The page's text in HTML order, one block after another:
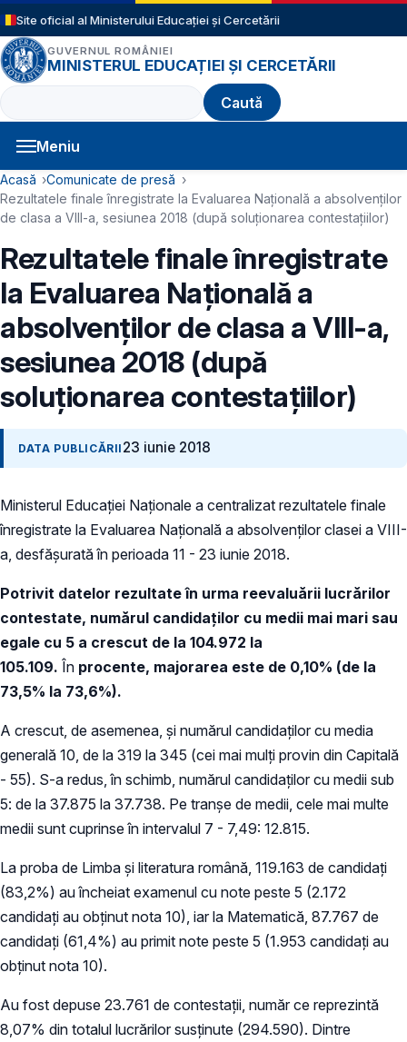
Sari la conținutul principal
Site oficial al Ministerului Educației și Cercetării
GUVERNUL ROMÂNIEI
MINISTERUL EDUCAȚIEI ȘI CERCETĂRII
Caută
Meniu
Navigație principală
Cale de navigare
Acasă
Comunicate de presă
Rezultatele finale înregistrate la Evaluarea Naţională a absolvenţilor
de clasa a VIII-a, sesiunea 2018 (după soluţionarea contestaţiilor)
Rezultatele finale înregistrate
la Evaluarea Naţională a
absolvenţilor de clasa a VIII-a,
sesiunea 2018 (după
soluţionarea contestaţiilor)
DATA PUBLICĂRII 23 iunie 2018
Ministerul Educaţiei Naţionale a centralizat rezultatele finale
înregistrate la Evaluarea Naţională a absolvenţilor clasei a VIII-
a, desfăşurată în perioada 11 - 23 iunie 2018.
Potrivit datelor rezultate în urma reevaluării lucrărilor
contestate, numărul candidaţilor cu medii mai mari sau
egale cu 5 a crescut de la 104.972 la
105.109. În procente, majorarea este de 0,10% (de la
73,5% la 73,6%).
A crescut, de asemenea, şi numărul candidaţilor cu media
generală 10, de la 319 la 345 (cei mai mulți provin din Capitală
- 55). S-a redus, în schimb, numărul candidaţilor cu medii sub
5: de la 37.875 la 37.738. Pe tranșe de medii, cele mai multe
medii sunt cuprinse în intervalul 7 - 7,49: 12.815.
La proba de Limba şi literatura română, 119.163 de candidaţi
(83,2%) au încheiat examenul cu note peste 5 (2.172
candidaţi au obţinut nota 10), iar la Matematică, 87.767 de
candidaţi (61,4%) au primit note peste 5 (1.953 candidaţi au
obţinut nota 10).
Au fost depuse 23.761 de contestaţii, număr ce reprezintă
8,07% din totalul lucrărilor susţinute (294.590). Dintre